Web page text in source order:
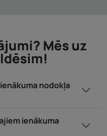
Mēs uz
nodokļa
ienākuma